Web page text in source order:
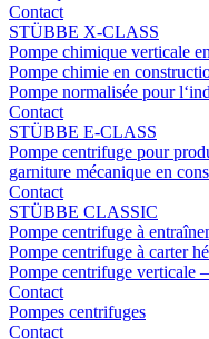
Contact
STÜBBE X-CLASS
Pompe chimique verticale
Pompe chimie en
Pompe normalisée pour
Contact
STÜBBE E-CLASS
Pompe centrifuge pour
garniture mécanique en
Contact
STÜBBE CLASSIC
Pompe centrifuge à
Pompe centrifuge à carter
Pompe centrifuge verticale
Contact
Pompes centrifuges
Contact